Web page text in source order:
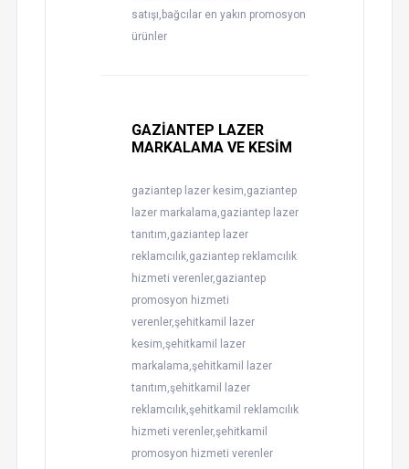
satışı,bağcılar en yakın promosyon
ürünler
GAZİANTEP LAZER
MARKALAMA VE KESİM
gaziantep lazer kesim,gaziantep
lazer markalama,gaziantep lazer
tanıtım,gaziantep lazer
reklamcılık,gaziantep reklamcılık
hizmeti verenler,gaziantep
promosyon hizmeti
verenler,şehitkamil lazer
kesim,şehitkamil lazer
markalama,şehitkamil lazer
tanıtım,şehitkamil lazer
reklamcılık,şehitkamil reklamcılık
hizmeti verenler,şehitkamil
promosyon hizmeti verenler